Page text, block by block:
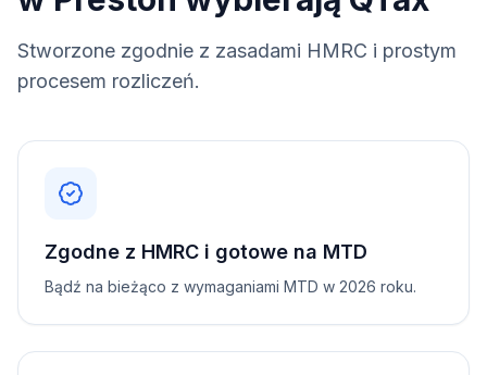
Stworzone zgodnie z zasadami HMRC i prostym
procesem rozliczeń.
Zgodne z HMRC i gotowe na MTD
Bądź na bieżąco z wymaganiami MTD w 2026 roku.